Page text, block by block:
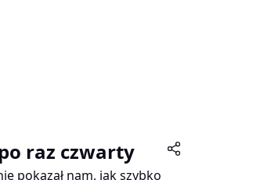
raz czwarty
pokazał nam, jak szybko